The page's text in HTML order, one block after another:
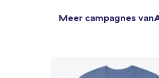
Meer campagnes van